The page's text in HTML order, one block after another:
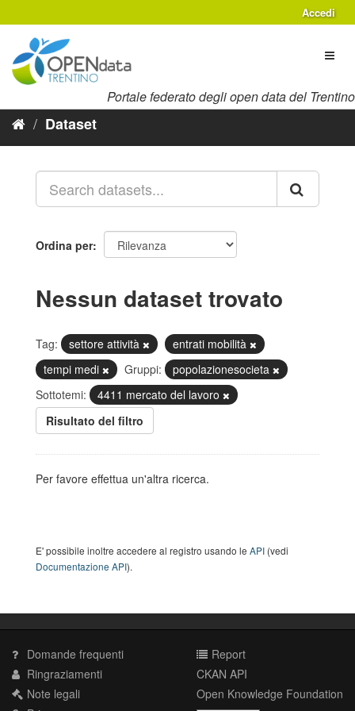
al
contenuto
Accedi
Portale federato degli open data del Trentino
Dataset
Ordina per
Nessun dataset trovato
Tag: settore attività
entrati mobilità
tempi medi
Gruppi:
popolazionesocieta
Sottotemi:
4411 mercato del lavoro
Risultato del filtro
Per favore effettua un'altra ricerca.
E' possibile inoltre accedere al registro usando le API (vedi
Documentazione API).
Domande frequenti
Ringraziamenti
Note legali
Report
CKAN API
Open Knowledge Foundation